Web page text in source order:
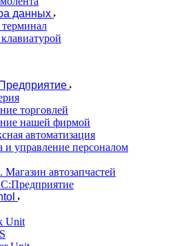
данных
торговлей
нашей фирмой
автоматизация
и управление персоналом
автозапчастей
Unit